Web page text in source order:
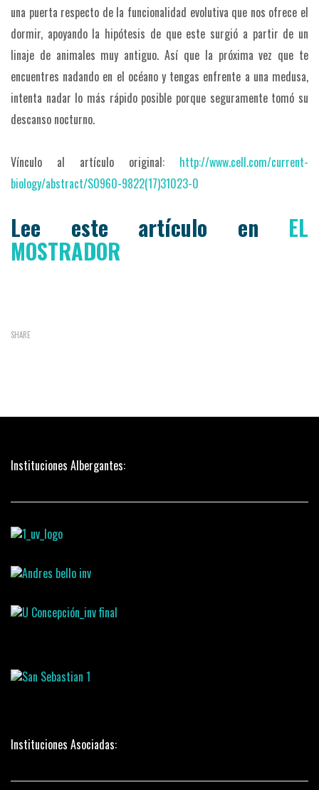
una puerta respecto de la funcionalidad evolutiva que nos ofrece el
dormir, apoyando la hipótesis de que este surgió a partir de un
linaje de animales muy antiguo. Así que la próxima vez que te
encuentres nadando en el océano y tengas enfrente a una medusa,
intenta nadar lo más rápido posible porque seguramente tomó su
descanso nocturno.
Vínculo al artículo original: http://www.cell.com/current-
biology/abstract/S0960-9822(17)31023-0
Lee este artículo en EL
MOSTRADOR
SHARE
Instituciones Albergantes:
Instituciones Asociadas: